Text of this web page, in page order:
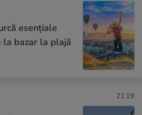
esențiale
la bazar la plajă
21:19